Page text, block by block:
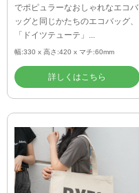
でポピュラーなおしゃれなエコバ
ッグと同じかたちのエコバッグ、
「ドイツテューテ」...
幅:330 x 高さ:420 x マチ:60mm
詳しくはこちら